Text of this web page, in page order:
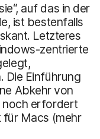
auf das in der
ist bestenfalls
Letzteres
zentrierte
Die Einführung
Abkehr von
noch erfordert
für Macs (mehr